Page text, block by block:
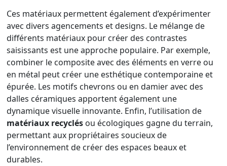
Ces matériaux permettent également d’expérimenter
avec divers agencements et designs. Le mélange de
différents matériaux pour créer des contrastes
saisissants est une approche populaire. Par exemple,
combiner le composite avec des éléments en verre ou
en métal peut créer une esthétique contemporaine et
épurée. Les motifs chevrons ou en damier avec des
dalles céramiques apportent également une
dynamique visuelle innovante. Enfin, l’utilisation de
matériaux recyclés ou écologiques gagne du terrain,
permettant aux propriétaires soucieux de
l’environnement de créer des espaces beaux et
durables.